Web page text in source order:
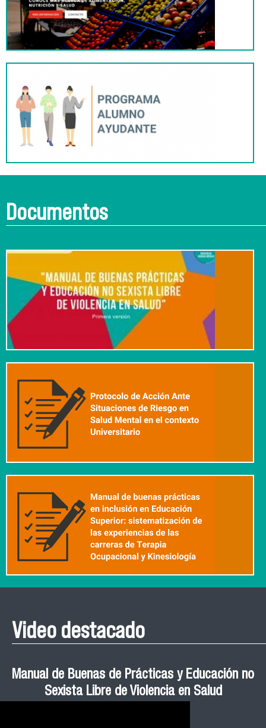
Documentos
Video destacado
Manual de Buenas de Prácticas y Educación no
Sexista Libre de Violencia en Salud
Roberto Vera invita a la III Jornada de Neurociencia
e Inteligencia Artificial 2025
Jornadas puertas abiertas CESIC
Ceremonia de Graduación Magíster en Salud
Pública cohortes años 2021, 2022 y 2023 FACIMED
Esteban Aedo: “El uso de tecnología en el deporte
tiene directa relación con la inversión económica”